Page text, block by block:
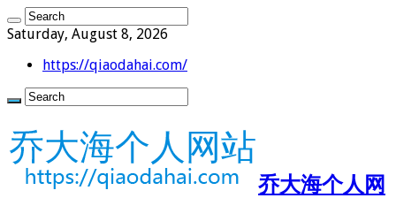
Saturday, August 8, 2026
https://qiaodahai.com/
乔大海个人网